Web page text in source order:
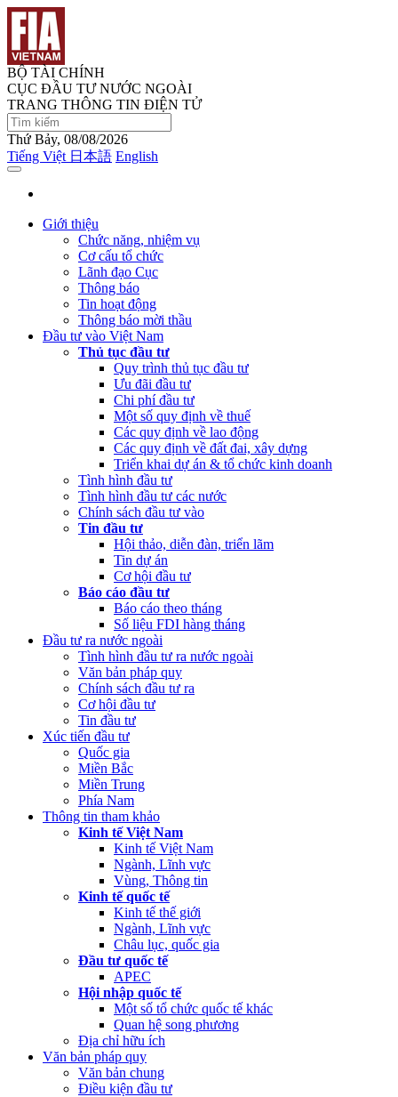
BỘ TÀI CHÍNH
CỤC ĐẦU TƯ NƯỚC NGOÀI
TRANG THÔNG TIN ĐIỆN TỬ
Thứ Bảy, 08/08/2026
Tiếng Việt 日本語 English
Giới thiệu
Chức năng, nhiệm vụ
Cơ cấu tổ chức
Lãnh đạo Cục
Thông báo
Tin hoạt động
Thông báo mời thầu
Đầu tư vào Việt Nam
Thủ tục đầu tư
Quy trình thủ tục đầu tư
Ưu đãi đầu tư
Chi phí đầu tư
Một số quy định về thuế
Các quy định về lao động
Các quy định về đất đai, xây dựng
Triển khai dự án & tổ chức kinh doanh
Tình hình đầu tư
Tình hình đầu tư các nước
Chính sách đầu tư vào
Tin đầu tư
Hội thảo, diễn đàn, triển lãm
Tin dự án
Cơ hội đầu tư
Báo cáo đầu tư
Báo cáo theo tháng
Số liệu FDI hàng tháng
Đầu tư ra nước ngoài
Tình hình đầu tư ra nước ngoài
Văn bản pháp quy
Chính sách đầu tư ra
Cơ hội đầu tư
Tin đầu tư
Xúc tiến đầu tư
Quốc gia
Miền Bắc
Miền Trung
Phía Nam
Thông tin tham khảo
Kinh tế Việt Nam
Kinh tế Việt Nam
Ngành, Lĩnh vực
Vùng, Thông tin
Kinh tế quốc tế
Kinh tế thế giới
Ngành, Lĩnh vực
Châu lục, quốc gia
Đầu tư quốc tế
APEC
Hội nhập quốc tế
Một số tổ chức quốc tế khác
Quan hệ song phương
Địa chỉ hữu ích
Văn bản pháp quy
Văn bản chung
Điều kiện đầu tư